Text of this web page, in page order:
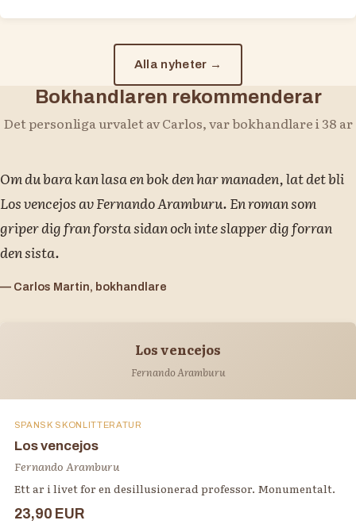
Alla nyheter →
Bokhandlaren rekommenderar
Det personliga urvalet av Carlos, var bokhandlare i 38 ar
Om du bara kan lasa en bok den har manaden, lat det bli
Los vencejos av Fernando Aramburu. En roman som
griper dig fran forsta sidan och inte slapper dig forran
den sista.
— Carlos Martin, bokhandlare
Los vencejos
Fernando Aramburu
SPANSK SKONLITTERATUR
Los vencejos
Fernando Aramburu
Ett ar i livet for en desillusionerad professor. Monumentalt.
23,90 EUR